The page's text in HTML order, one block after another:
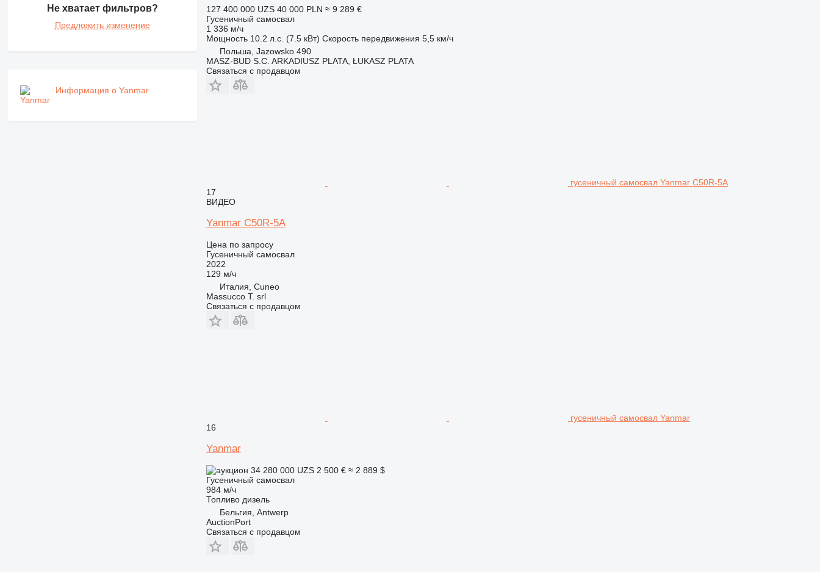
Не хватает фильтров?
Предложить изменение
Информация о Yanmar
127 400 000 UZS 40 000 PLN ≈ 9 289 €
Гусеничный самосвал
1 336 м/ч
Мощность 10.2 л.с. (7.5 кВт) Скорость передвижения 5,5 км/ч
Польша, Jazowsko 490
MASZ-BUD S.C. ARKADIUSZ PLATA, ŁUKASZ PLATA
Связаться с продавцом
гусеничный самосвал Yanmar C50R-5A
17
ВИДЕО
Yanmar C50R-5A
Цена по запросу
Гусеничный самосвал
2022
129 м/ч
Италия, Cuneo
Massucco T. srl
Связаться с продавцом
гусеничный самосвал Yanmar
16
Yanmar
34 280 000 UZS 2 500 € ≈ 2 889 $
Гусеничный самосвал
984 м/ч
Топливо дизель
Бельгия, Antwerp
AuctionPort
Связаться с продавцом